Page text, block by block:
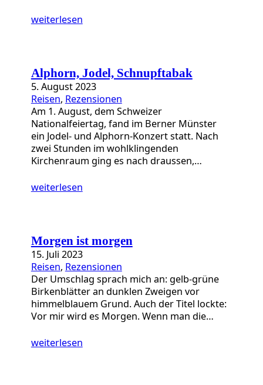
weiterlesen
Alphorn, Jodel, Schnupftabak
5. August 2023
Reisen, Rezensionen
Am 1. August, dem Schweizer
Nationalfeiertag, fand im Berner Münster
ein Jodel- und Alphorn-Konzert statt. Nach
zwei Stunden im wohlklingenden
Kirchenraum ging es nach draussen,…
weiterlesen
Morgen ist morgen
15. Juli 2023
Reisen, Rezensionen
Der Umschlag sprach mich an: gelb-grüne
Birkenblätter an dunklen Zweigen vor
himmelblauem Grund. Auch der Titel lockte:
Vor mir wird es Morgen. Wenn man die…
weiterlesen